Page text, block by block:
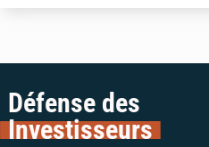
Défense des
Investisseurs